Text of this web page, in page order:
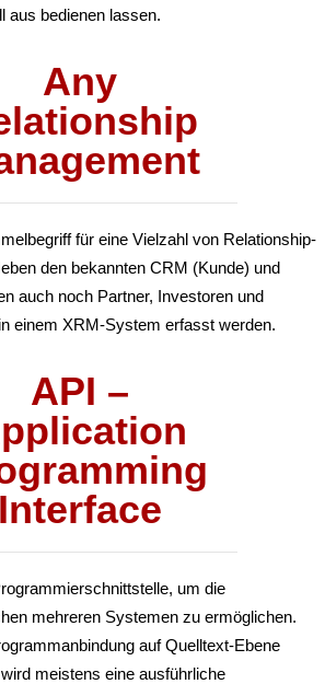
aus bedienen lassen.
Any
für eine Vielzahl von Relationship-
den bekannten CRM (Kunde) und
auch noch Partner, Investoren und
einem XRM-System erfasst werden.
API –
Interface
um die
mehreren Systemen zu ermöglichen.
auf Quelltext-Ebene
meistens eine ausführliche